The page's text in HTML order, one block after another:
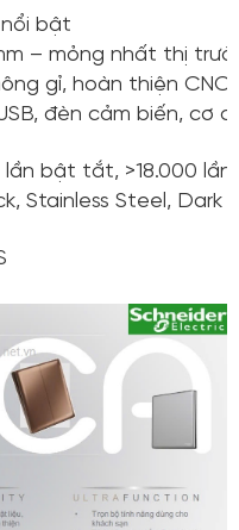
bật
– mỏng nhất thị
gỉ, hoàn thiện
đèn cảm biến, cơ
lần bật tắt, >18.000
Stainless Steel, Dark